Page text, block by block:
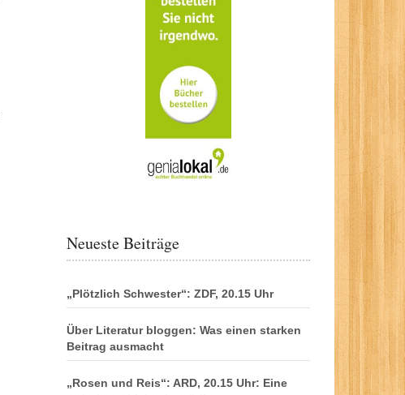
Neueste Beiträge
„Plötzlich Schwester“: ZDF, 20.15 Uhr
Über Literatur bloggen: Was einen starken
Beitrag ausmacht
„Rosen und Reis“: ARD, 20.15 Uhr: Eine